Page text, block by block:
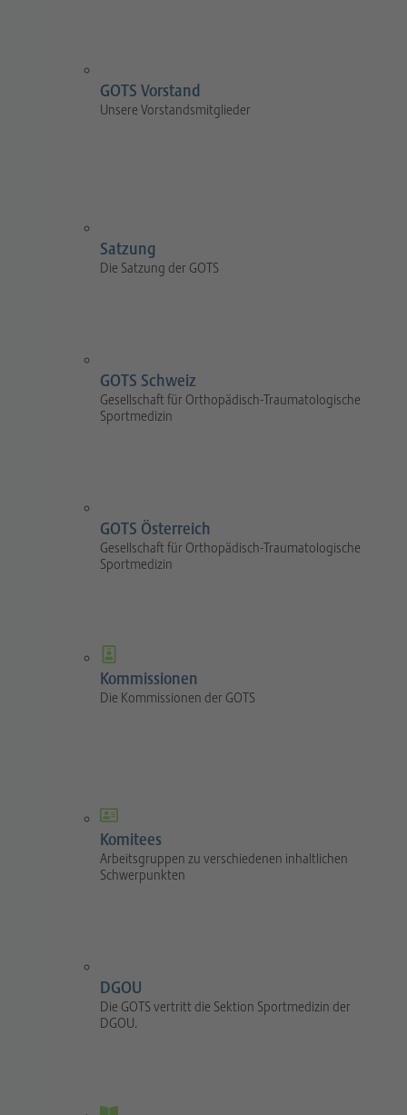
GOTS Vorstand
Unsere Vorstandsmitglieder
Satzung
Die Satzung der GOTS
GOTS Schweiz
Gesellschaft für Orthopädisch-Traumatologische
Sportmedizin
GOTS Österreich
Gesellschaft für Orthopädisch-Traumatologische
Sportmedizin
Kommissionen
Die Kommissionen der GOTS
Komitees
Arbeitsgruppen zu verschiedenen inhaltlichen
Schwerpunkten
DGOU
Die GOTS vertritt die Sektion Sportmedizin der
DGOU.